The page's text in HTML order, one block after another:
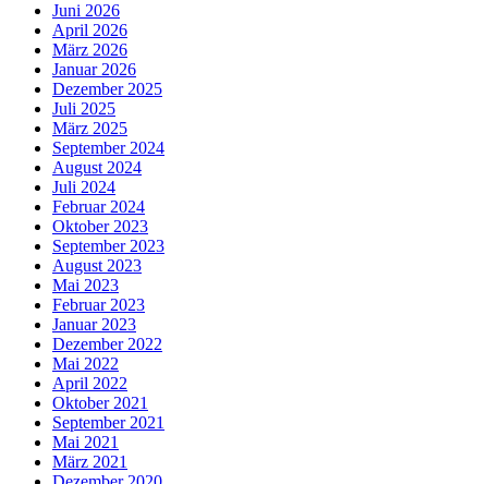
Juni 2026
April 2026
März 2026
Januar 2026
Dezember 2025
Juli 2025
März 2025
September 2024
August 2024
Juli 2024
Februar 2024
Oktober 2023
September 2023
August 2023
Mai 2023
Februar 2023
Januar 2023
Dezember 2022
Mai 2022
April 2022
Oktober 2021
September 2021
Mai 2021
März 2021